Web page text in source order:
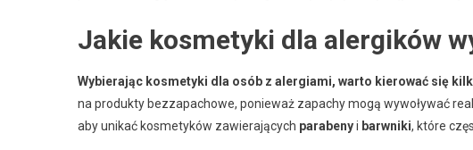
Jakie kosmetyki dla alergików
Wybierając kosmetyki dla osób z alergiami, warto kierować się
na produkty bezzapachowe, ponieważ zapachy mogą wywoływać
aby unikać kosmetyków zawierających parabenyi barwniki, które